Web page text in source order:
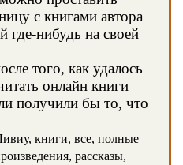
с книгами автора
где-нибудь на своей
того, как удалось
онлайн книги
получили бы то, что
книги, все, полные
рассказы,